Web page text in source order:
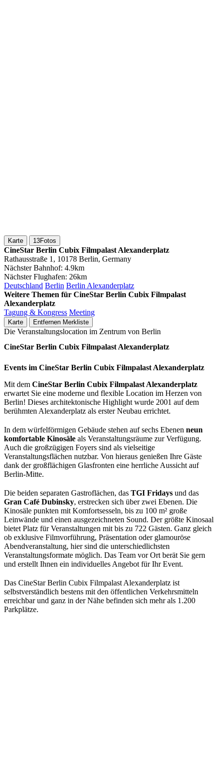
Karte 13Fotos
CineStar Berlin Cubix Filmpalast Alexanderplatz
Rathausstraße 1, 10178 Berlin, Germany
Nächster Bahnhof: 4.9km
Nächster Flughafen: 26km
Deutschland Berlin Berlin Alexanderplatz
Weitere Themen für CineStar Berlin Cubix Filmpalast
Alexanderplatz
Tagung & Kongress Meeting
Karte Entfernen Merkliste
Die Veranstaltungslocation im Zentrum von Berlin
CineStar Berlin Cubix Filmpalast Alexanderplatz
Events im CineStar Berlin Cubix Filmpalast Alexanderplatz
Mit dem CineStar Berlin Cubix Filmpalast Alexanderplatz
erwartet Sie eine moderne und flexible Location im Herzen von
Berlin! Dieses architektonische Highlight wurde 2001 auf dem
berühmten Alexanderplatz als erster Neubau errichtet.
In dem würfelförmigen Gebäude stehen auf sechs Ebenen neun
komfortable Kinosäle als Veranstaltungsräume zur Verfügung.
Auch die großzügigen Foyers sind als vielseitige
Veranstaltungsflächen nutzbar. Von hieraus genießen Ihre Gäste
dank der großflächigen Glasfronten eine herrliche Aussicht auf
Berlin-Mitte.
Die beiden separaten Gastroflächen, das TGI Fridays und das
Gran Café Dubinsky, erstrecken sich über zwei Ebenen. Die
Kinosäle punkten mit Komfortsesseln, bis zu 100 m² große
Leinwände und einen ausgezeichneten Sound. Der größte Kinosaal
bietet Platz für Veranstaltungen mit bis zu 722 Gästen. Ganz gleich
ob exklusive Filmvorführung, Präsentation oder glamouröse
Abendveranstaltung, hier sind die unterschiedlichsten
Veranstaltungsformate möglich. Das Team vor Ort berät Sie gern
und erstellt Ihnen ein individuelles Angebot für Ihr Event.
Das CineStar Berlin Cubix Filmpalast Alexanderplatz ist
selbstverständlich bestens mit den öffentlichen Verkehrsmitteln
erreichbar und ganz in der Nähe befinden sich mehr als 1.200
Parkplätze.